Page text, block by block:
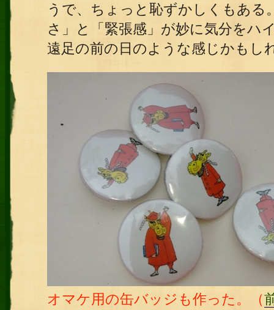
うで、ちょっと恥ずかしくもある
さ」と「緊張感」が妙に気分をハ
遠足の前の日のような感じかもし
オマケ用の缶バッジも作った。（